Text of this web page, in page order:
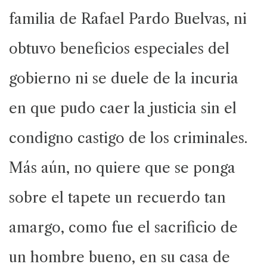
familia de Rafael Pardo Buelvas, ni
obtuvo beneficios especiales del
gobierno ni se duele de la incuria
en que pudo caer la justicia sin el
condigno castigo de los criminales.
Más aún, no quiere que se ponga
sobre el tapete un recuerdo tan
amargo, como fue el sacrificio de
un hombre bueno, en su casa de